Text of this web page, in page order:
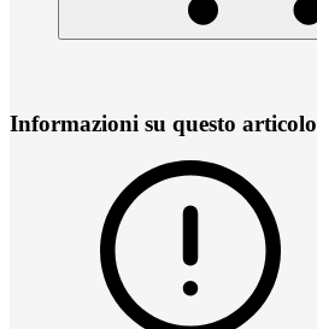
Informazioni su questo articolo